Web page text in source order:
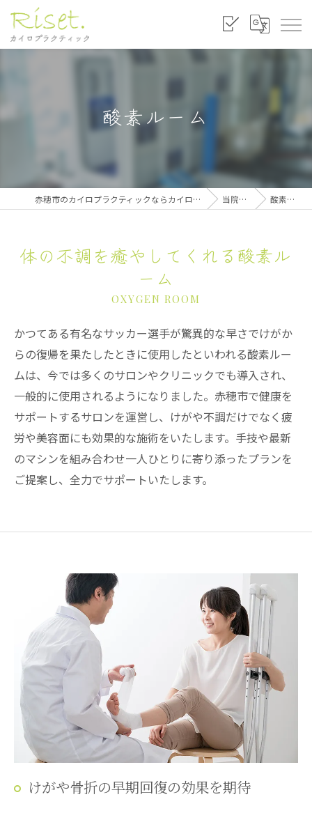
酸素ルーム
赤穂市のカイロプラクティックならカイロプラクティック リセット 当院の特徴 酸素ルーム
体の不調を癒やしてくれる酸素ル
ーム
OXYGEN ROOM
かつてある有名なサッカー選手が驚異的な早さでけがか
らの復帰を果たしたときに使用したといわれる酸素ルー
ムは、今では多くのサロンやクリニックでも導入され、
一般的に使用されるようになりました。赤穂市で健康を
サポートするサロンを運営し、けがや不調だけでなく疲
労や美容面にも効果的な施術をいたします。手技や最新
のマシンを組み合わせ一人ひとりに寄り添ったプランを
ご提案し、全力でサポートいたします。
けがや骨折の早期回復の効果を期待